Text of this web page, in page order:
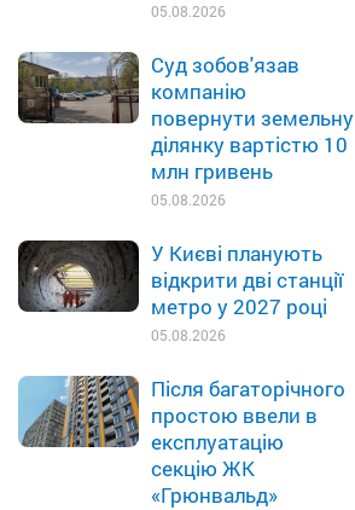
05.08.2026
Суд зобов'язав
компанію
повернути земельну
ділянку вартістю 10
млн гривень
05.08.2026
У Києві планують
відкрити дві станції
метро у 2027 році
05.08.2026
Після багаторічного
простою ввели в
експлуатацію
секцію ЖК
«Грюнвальд»